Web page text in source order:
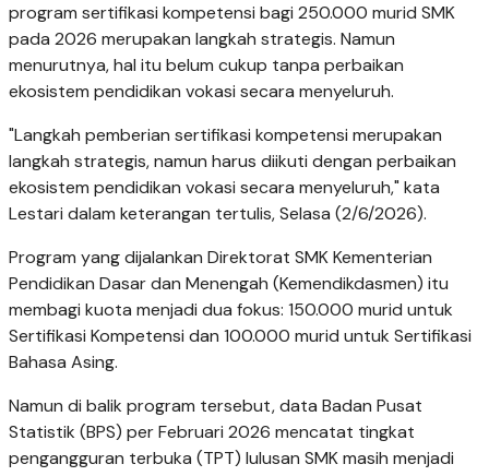
program sertifikasi kompetensi bagi 250.000 murid SMK
pada 2026 merupakan langkah strategis. Namun
menurutnya, hal itu belum cukup tanpa perbaikan
ekosistem pendidikan vokasi secara menyeluruh.
"Langkah pemberian sertifikasi kompetensi merupakan
langkah strategis, namun harus diikuti dengan perbaikan
ekosistem pendidikan vokasi secara menyeluruh," kata
Lestari dalam keterangan tertulis, Selasa (2/6/2026).
Program yang dijalankan Direktorat SMK Kementerian
Pendidikan Dasar dan Menengah (Kemendikdasmen) itu
membagi kuota menjadi dua fokus: 150.000 murid untuk
Sertifikasi Kompetensi dan 100.000 murid untuk Sertifikasi
Bahasa Asing.
Namun di balik program tersebut, data Badan Pusat
Statistik (BPS) per Februari 2026 mencatat tingkat
pengangguran terbuka (TPT) lulusan SMK masih menjadi